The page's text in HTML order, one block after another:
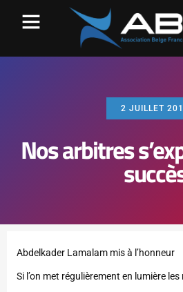
2 JUILLET
Nos arbitres
Abdelkader Lamalam mis à l’honneur
Si l’on met régulièrement en lumière